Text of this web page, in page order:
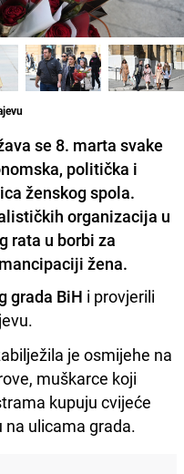
se 8. marta svake
politička i
ženskog spola.
organizacija u
rata u borbi za
žena.
grada BiH i provjerili
je osmijehe na
muškarce koji
kupuju cvijeće
na ulicama grada.